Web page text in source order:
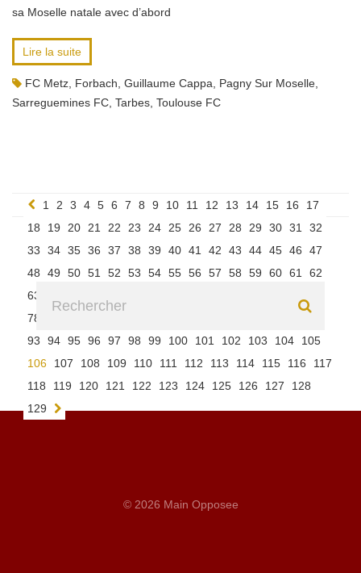
sa Moselle natale avec d’abord
Lire la suite
FC Metz Forbach Guillaume Cappa Pagny Sur Moselle
Sarreguemines FC Tarbes Toulouse FC
1 2 3 4 5 6 7 8 9 10 11 12 13 14 15 16
17
18
19 20 21 22 23 24 25 26 27 28 29 30 31
32
33
34 35 36 37 38 39 40 41 42 43 44 45 46
47
48
49 50 51 52 53 54 55 56 57 58 59 60 61
62
63
78
93
94 95 96 97 98 99 100 101 102 103 104
105
106
107 108 109 110 111 112 113 114 115 116
117
118
119 120 121 122 123 124 125 126 127
128
129
© 2026 Main Opposee